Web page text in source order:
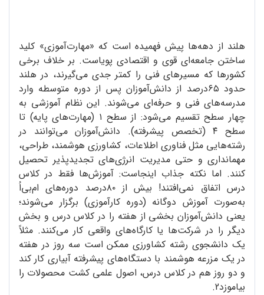
هلند از دهه‌ها پیش فهمیده است که «مهارت‌آموزی» کلید
ساختن جامعه‌ای قوی و اقتصادی پویاست. بر خلاف برخی
کشورها که مسیرهای فنی را کمتر جدی می‌گیرند، در هلند
حدود ۶۵درصد از دانش‌آموزان پس از دوره متوسطه وارد
مدرسه‌های فنی و حرفه‌ای می‌شوند. این نظام آموزشی به
چهار سطح تقسیم می‌شود: از سطح ۱ (مهارت‌های پایه) تا
سطح ۴ (تخصص پیشرفته). دانش‌آموزان می‌توانند در
رشته‌هایی مثل فناوری اطلاعات، کشاورزی هوشمند، طراحی،
مهمانداری و حتی مدیریت انرژی‌های تجدیدپذیر تحصیل
کنند. اما نکته جذاب اینجاست: آموزش‌ها فقط در کلاس
درس اتفاق نمی‌افتند! بیش از ۸۰درصد دوره‌های ام‌بی‌اُ
به‌صورت آموزش دوگانه (دوره کارآموزی) برگزار می‌شوند؛
یعنی دانش‌آموزان بخشی از هفته را در کلاس درس و بخش
دیگر را در شرکت‌ها یا کارگاه‌های واقعی کار می‌کنند. مثلاً
یک دانشجوی رشته کشاورزی ممکن است سه روز در هفته
در یک مزرعه هوشمند با دستگاه‌های پیشرفته آبیاری کار کند
و دو روز هم در کلاس درس، اصول علمی کشت محصولات را
بیاموزد2.